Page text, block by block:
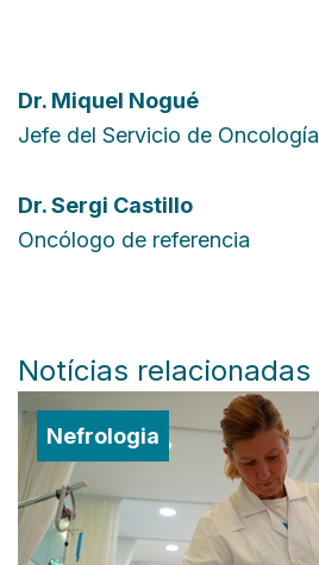
Dr. Miquel Nogué
Jefe del Servicio de Oncología
Dr.Sergi Castillo
Oncólogo de referencia
Notícias relacionadas
Nefrologia